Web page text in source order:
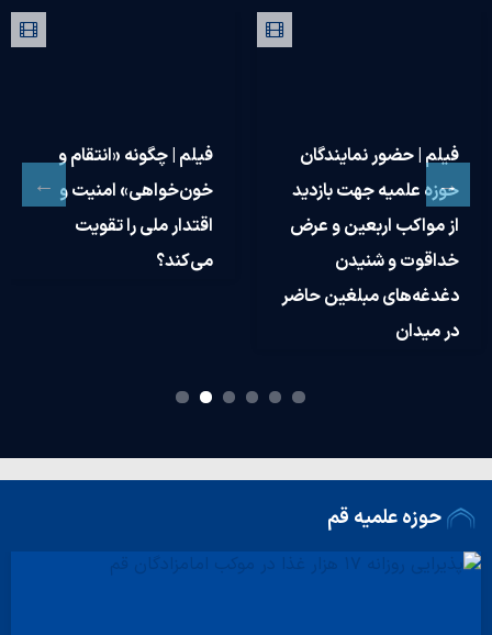
فیلم | حضور نمایندگان
حوزه علمیه جهت بازدید
از مواکب اربعین و عرض
خداقوت و شنیدن
دغدغه‌های مبلغین حاضر
در میدان
فیلم | چگونه «انتقام و
خون‌خواهی» امنیت و
اقتدار ملی را تقویت
می‌کند؟
حوزه علمیه قم